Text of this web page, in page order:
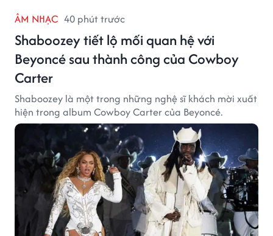
ÂM NHẠC 40 phút trước
Shaboozey tiết lộ mối quan hệ với
Beyoncé sau thành công của Cowboy
Carter
Shaboozey là một trong những nghệ sĩ khách mời xuất
hiện trong album Cowboy Carter của Beyoncé.